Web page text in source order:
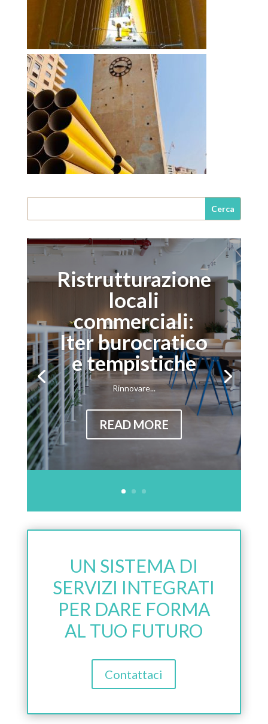
Ristrutturazione
locali
commerciali:
Iter burocratico
e tempistiche
Rinnovare...
READ MORE
UN SISTEMA DI
SERVIZI INTEGRATI
PER DARE FORMA
AL TUO FUTURO
Contattaci